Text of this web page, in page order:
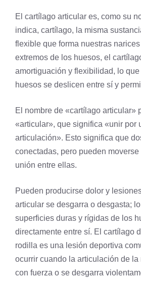
El cartílago articular es, como su
indica, cartílago, la misma
flexible que forma nuestras
extremos de los huesos, el
amortiguación y flexibilidad, lo
huesos se deslicen entre sí y
El nombre de «cartílago articular»
«articular», que significa «unir por
articulación». Esto significa que
conectadas, pero pueden
unión entre ellas.
Pueden producirse dolor y
articular se desgarra o desgasta;
superficies duras y rígidas de los
directamente entre sí. El cartílago
rodilla es una lesión deportiva
ocurrir cuando la articulación de
con fuerza o se desgarra